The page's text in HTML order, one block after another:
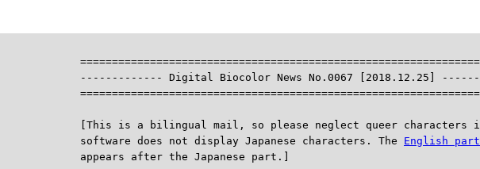
------------- Digital Biocolor News No.0067 [2018.12.25]
[This is a bilingual mail, so please neglect queer characters
software does not display Japanese characters. The English part